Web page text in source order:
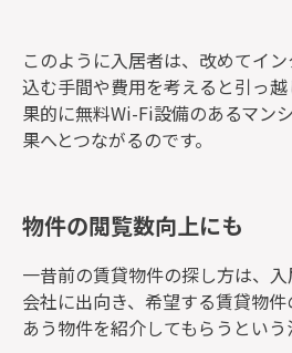
このように入居者は、改めてイ
込む手間や費用を考えると引っ
果的に無料Wi-Fi設備のあるマン
果へとつながるのです。
物件の閲覧数向上にも
一昔前の賃貸物件の探し方は、
会社に出向き、希望する賃貸物
あう物件を紹介してもらうという